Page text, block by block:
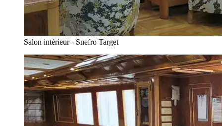
Salon intérieur - Snefro Target